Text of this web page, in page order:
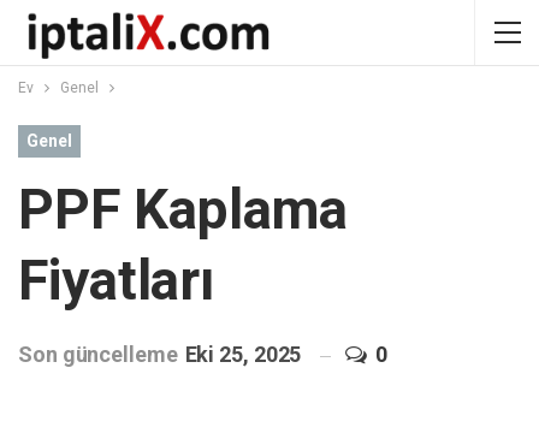
Ev Genel
Genel
PPF Kaplama
Fiyatları
Son güncelleme Eki 25, 2025 0